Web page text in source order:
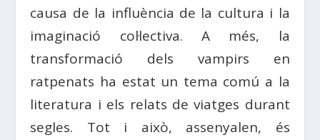
causa de la influència de la cultura i la
imaginació col·lectiva. A més, la
transformació dels vampirs en
ratpenats ha estat un tema comú a la
literatura i els relats de viatges durant
segles. Tot i això, assenyalen, és